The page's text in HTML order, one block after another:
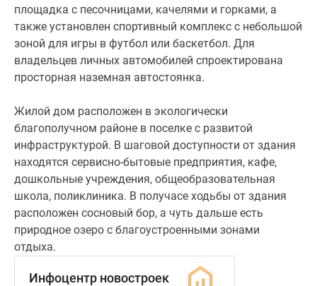
площадка с песочницами, качелями и горками, а
также установлен спортивный комплекс с небольшой
зоной для игры в футбол или баскетбол. Для
владельцев личных автомобилей спроектирована
просторная наземная автостоянка.
Жилой дом расположен в экологически
благополучном районе в поселке с развитой
инфраструктурой. В шаговой доступности от здания
находятся сервисно-бытовые предприятия, кафе,
дошкольные учреждения, общеобразовательная
школа, поликлиника. В получасе ходьбы от здания
расположен сосновый бор, а чуть дальше есть
природное озеро с благоустроенными зонами
отдыха.
Инфоцентр новостроек